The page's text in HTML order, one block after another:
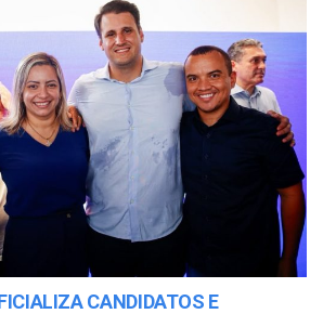
CANDIDATOS E